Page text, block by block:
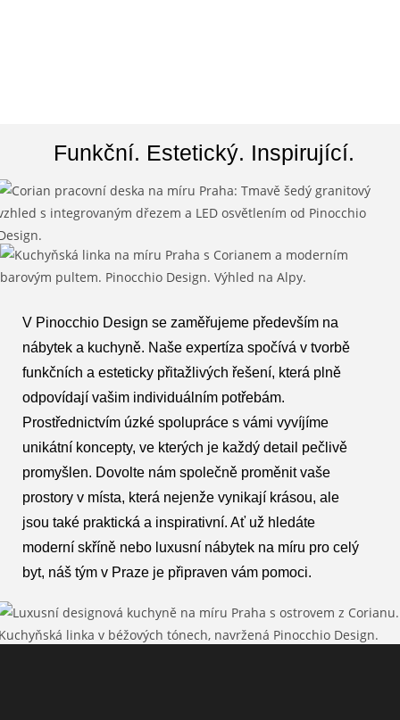
Funkční. Estetický. Inspirující.
V Pinocchio Design se zaměřujeme především na
nábytek a kuchyně. Naše expertíza spočívá v tvorbě
funkčních a esteticky přitažlivých řešení, která plně
odpovídají vašim individuálním potřebám.
Prostřednictvím úzké spolupráce s vámi vyvíjíme
unikátní koncepty, ve kterých je každý detail pečlivě
promyšlen. Dovolte nám společně proměnit vaše
prostory v místa, která nejenže vynikají krásou, ale
jsou také praktická a inspirativní. Ať už hledáte
moderní skříně nebo luxusní nábytek na míru pro celý
byt, náš tým v Praze je připraven vám pomoci.